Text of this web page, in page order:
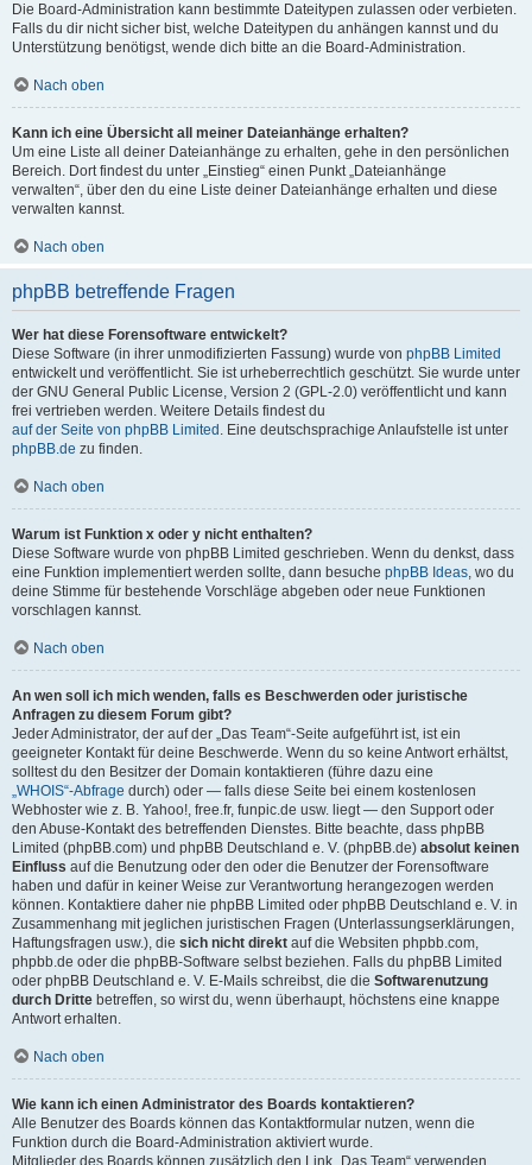
Die Board-Administration kann bestimmte Dateitypen zulassen oder verbieten.
Falls du dir nicht sicher bist, welche Dateitypen du anhängen kannst und du
Unterstützung benötigst, wende dich bitte an die Board-Administration.
Nach oben
Kann ich eine Übersicht all meiner Dateianhänge erhalten?
Um eine Liste all deiner Dateianhänge zu erhalten, gehe in den persönlichen
Bereich. Dort findest du unter „Einstieg“ einen Punkt „Dateianhänge
verwalten“, über den du eine Liste deiner Dateianhänge erhalten und diese
verwalten kannst.
Nach oben
phpBB betreffende Fragen
Wer hat diese Forensoftware entwickelt?
Diese Software (in ihrer unmodifizierten Fassung) wurde von phpBB Limited
entwickelt und veröffentlicht. Sie ist urheberrechtlich geschützt. Sie wurde unter
der GNU General Public License, Version 2 (GPL-2.0) veröffentlicht und kann
frei vertrieben werden. Weitere Details findest du
auf der Seite von phpBB Limited . Eine deutschsprachige Anlaufstelle ist unter
phpBB.de zu finden.
Nach oben
Warum ist Funktion x oder y nicht enthalten?
Diese Software wurde von phpBB Limited geschrieben. Wenn du denkst, dass
eine Funktion implementiert werden sollte, dann besuche phpBB Ideas, wo du
deine Stimme für bestehende Vorschläge abgeben oder neue Funktionen
vorschlagen kannst.
Nach oben
An wen soll ich mich wenden, falls es Beschwerden oder juristische
Anfragen zu diesem Forum gibt?
Jeder Administrator, der auf der „Das Team“-Seite aufgeführt ist, ist ein
geeigneter Kontakt für deine Beschwerde. Wenn du so keine Antwort erhältst,
solltest du den Besitzer der Domain kontaktieren (führe dazu eine
„WHOIS“-Abfrage durch) oder — falls diese Seite bei einem kostenlosen
Webhoster wie z. B. Yahoo!, free.fr, funpic.de usw. liegt — den Support oder
den Abuse-Kontakt des betreffenden Dienstes. Bitte beachte, dass phpBB
Limited (phpBB.com) und phpBB Deutschland e. V. (phpBB.de) absolut keinen
Einfluss auf die Benutzung oder den oder die Benutzer der Forensoftware
haben und dafür in keiner Weise zur Verantwortung herangezogen werden
können. Kontaktiere daher nie phpBB Limited oder phpBB Deutschland e. V. in
Zusammenhang mit jeglichen juristischen Fragen (Unterlassungserklärungen,
Haftungsfragen usw.), die sich nicht direkt auf die Websiten phpbb.com,
phpbb.de oder die phpBB-Software selbst beziehen. Falls du phpBB Limited
oder phpBB Deutschland e. V. E-Mails schreibst, die die Softwarenutzung
durch Dritte betreffen, so wirst du, wenn überhaupt, höchstens eine knappe
Antwort erhalten.
Nach oben
Wie kann ich einen Administrator des Boards kontaktieren?
Alle Benutzer des Boards können das Kontaktformular nutzen, wenn die
Funktion durch die Board-Administration aktiviert wurde.
Mitglieder des Boards können zusätzlich den Link „Das Team“ verwenden.